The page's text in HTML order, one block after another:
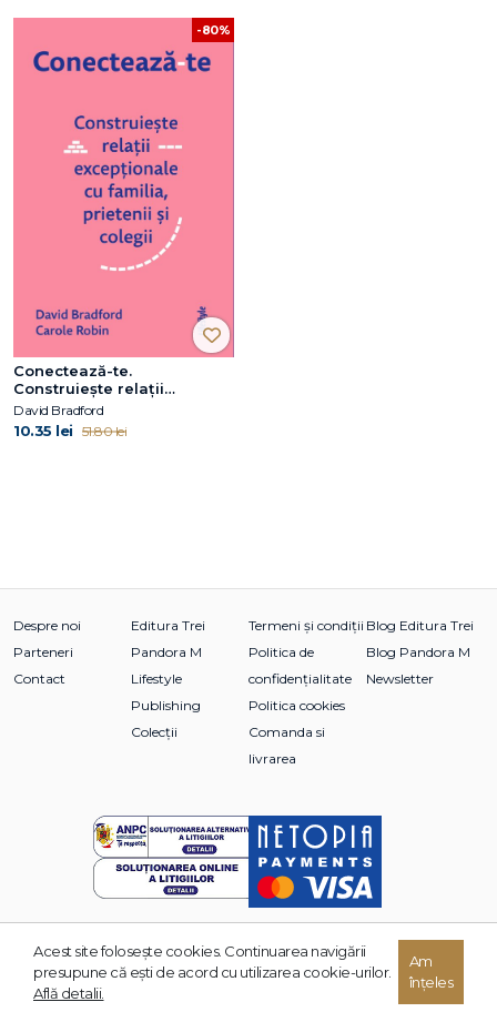
-80%
Conectează-te.
Construiește relații
excepționale cu familia,
prietenii și colegii
David Bradford
10.35 lei 51.80 lei
Despre noi
Parteneri
Contact
Editura Trei
Pandora M
Lifestyle
Publishing
Colecții
Termeni și condiții
Politica de
confidențialitate
Politica cookies
Comanda si
livrarea
Blog Editura Trei
Blog Pandora M
Newsletter
© 2026 Grupul Editorial TREI. Toate drepturile rezervate.
Acest site foloseşte cookies. Continuarea navigării
presupune că eşti de acord cu utilizarea cookie-urilor.
Află detalii.
Am
înțeles